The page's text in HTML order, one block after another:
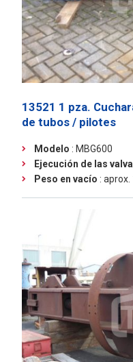
13521 1 pza.
de tubos / pilotes
Modelo : MBG600
Ejecución de las
Peso en vacío : aprox.